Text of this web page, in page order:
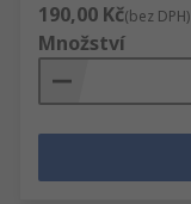
190,00 Kč(bez DPH)
Množství